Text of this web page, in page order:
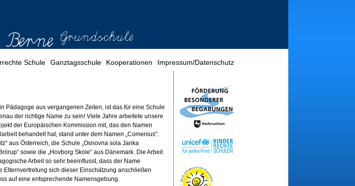
Schule Ganztagsschule Kooperationen Impressum/Datenschutz
Pädagoge aus vergangenen Zeiten, ist das für eine Schule
der richtige Name zu sein! Viele Jahre arbeitete unsere
der Europäischen Kommission mit, das den Namen
behandelt hat, stand unter dem Namen „Comenius".
aus Österreich, die Schule „Osnovna sola Janka
sowie die „Hovborg Skole“ aus Dänemark. Die Arbeit
Arbeit so sehr beeinflusst, dass der Name
Elternvertretung sich dieser Einschätzung anschließen
auf eine entsprechende Namensgebung.